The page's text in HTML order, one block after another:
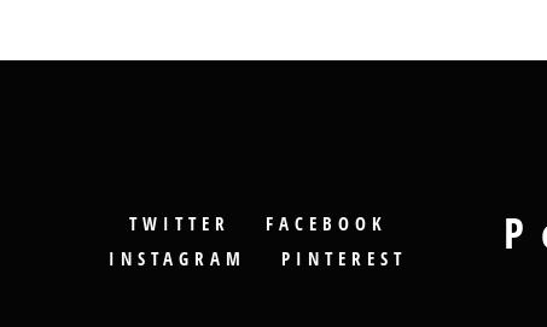
TWITTER
FACEBOOK
INSTAGRAM
PINTEREST